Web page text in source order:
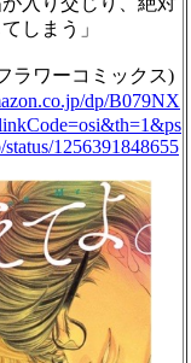
しまう」
ラワーコミックス)
dp/B079NX
1256391848655